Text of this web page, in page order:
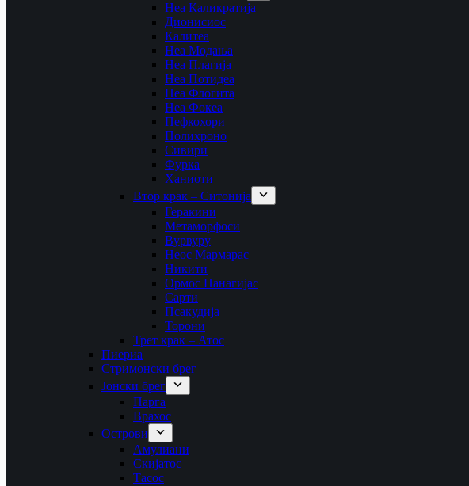
Неа Каликратија
Дионисиос
Калитеа
Неа Модања
Неа Плагија
Неа Потидеа
Неа Флогита
Неа Фокеа
Пефкохори
Полихроно
Сивири
Фурка
Ханиоти
Втор крак – Ситонија
Геракини
Метаморфоси
Вурвуру
Неос Мармарас
Никити
Ормос Панагијас
Сарти
Псакудија
Торони
Трет крак – Атос
Пиериа
Стримонски брег
Јонски брег
Парга
Врахос
Острови
Амулиани
Скијатос
Тасос